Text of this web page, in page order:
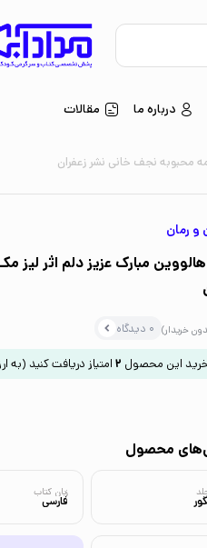
درباره ما مقالات
محبوبه نجف خانی نشر زعفران
و رمان
مبارک عزیز دلم اثر
خریدار) 0 دیدگاه
خرید این محصول 2 امتیاز دریافت کنید (به
محصول
زبان کتاب
فارسی